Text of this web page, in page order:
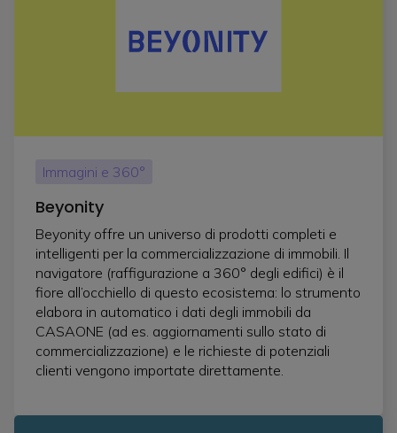
Immagini e 360°
Beyonity
Beyonity offre un universo di prodotti completi e
intelligenti per la commercializzazione di immobili. Il
navigatore (raffigurazione a 360° degli edifici) è il
fiore all’occhiello di questo ecosistema: lo strumento
elabora in automatico i dati degli immobili da
CASAONE (ad es. aggiornamenti sullo stato di
commercializzazione) e le richieste di potenziali
clienti vengono importate direttamente.